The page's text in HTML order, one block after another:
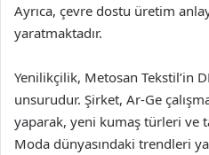
Ayrıca, çevre dostu üretim
yaratmaktadır.
Yenilikçilik, Metosan Tekstil’in
unsurudur. Şirket, Ar-Ge
yaparak, yeni kumaş türleri ve
Moda dünyasındaki trendleri